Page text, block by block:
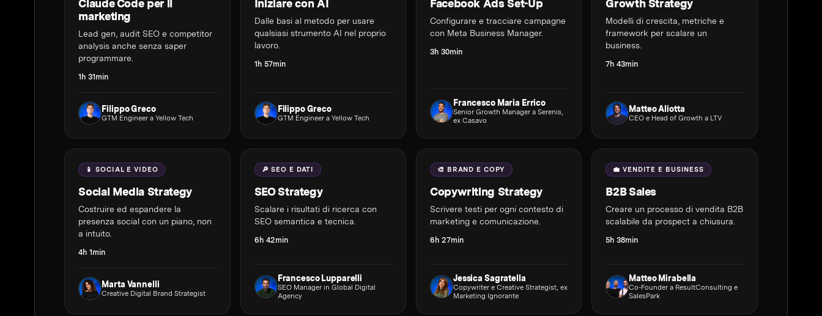
Claude Code per il
marketing
Lead gen, audit SEO e competitor
analysis anche senza saper
programmare.
1h 31min
Filippo Greco
GTM Engineer a Yellow Tech
Iniziare con AI
Dalle basi al metodo per usare
qualsiasi strumento AI nel proprio
lavoro.
1h 57min
Filippo Greco
GTM Engineer a Yellow Tech
Facebook Ads Set-Up
Configurare e tracciare campagne
con Meta Business Manager.
3h 30min
Francesco Maria Errico
Senior Growth Manager a Serenis,
ex Casavo
Growth Strategy
Modelli di crescita, metriche e
framework per scalare un
business.
7h 43min
Matteo Aliotta
CEO e Head of Growth a LTV
📱 SOCIAL E VIDEO
Social Media Strategy
Costruire ed espandere la
presenza social con un piano, non
a intuito.
4h 1min
Marta Vannelli
Creative Digital Brand Strategist
🔎 SEO E DATI
SEO Strategy
Scalare i risultati di ricerca con
SEO semantica e tecnica.
6h 42min
Francesco Lupparelli
SEO Manager in Global Digital
Agency
🎨 BRAND E COPY
Copywriting Strategy
Scrivere testi per ogni contesto di
marketing e comunicazione.
6h 27min
Jessica Sagratella
Copywriter e Creative Strategist, ex
Marketing Ignorante
💼 VENDITE E BUSINESS
B2B Sales
Creare un processo di vendita B2B
scalabile da prospect a chiusura.
5h 38min
Matteo Mirabella
Co-Founder a ResultConsulting e
SalesPark